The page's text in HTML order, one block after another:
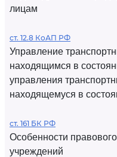
лицам
ст. 12.8 КоАП РФ
Управление
находящимся в
управления
находящемуся в
ст. 161 БК РФ
Особенности
учреждений